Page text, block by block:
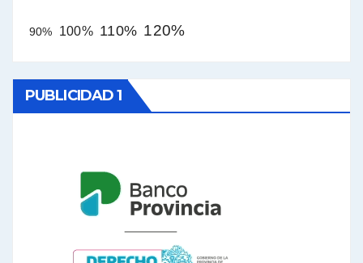
90% 100% 110% 120%
PUBLICIDAD 1